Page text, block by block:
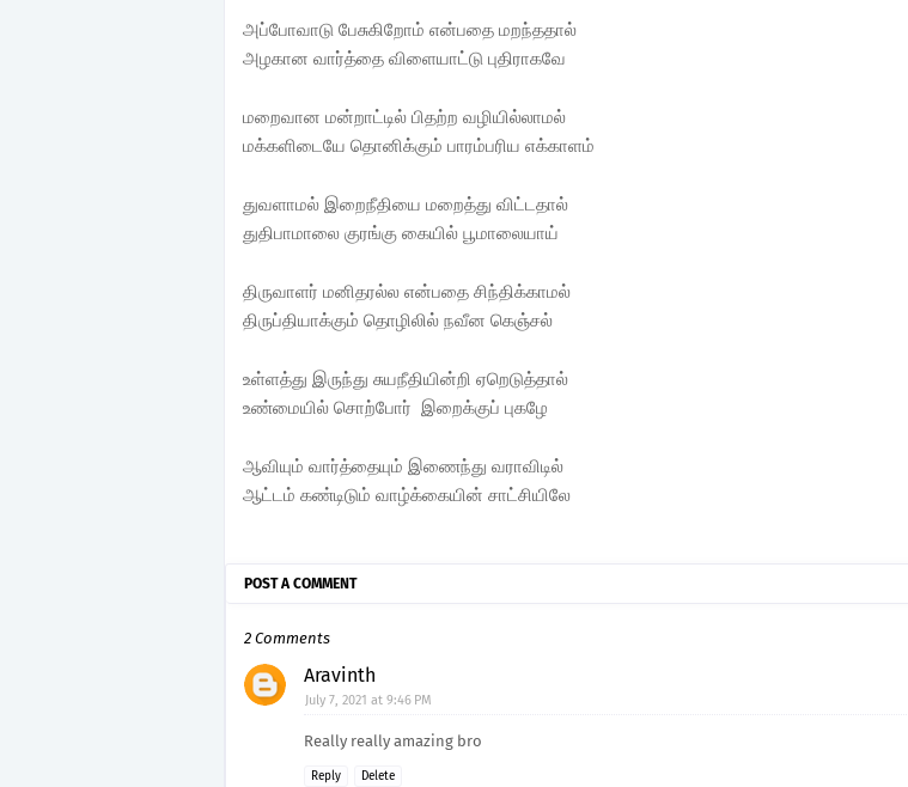
அப்போவாடு பேசுகிறோம் என்பதை மறந்ததால்
அழகான வார்த்தை விளையாட்டு புதிராகவே
மறைவான மன்றாட்டில் பிதற்ற வழியில்லாமல்
மக்களிடையே தொனிக்கும் பாரம்பரிய எக்காளம்
துவளாமல் இறைநீதியை மறைத்து விட்டதால்
துதிபாமாலை குரங்கு கையில் பூமாலையாய்
திருவாளர் மனிதரல்ல என்பதை சிந்திக்காமல்
திருப்தியாக்கும் தொழிலில் நவீன கெஞ்சல்
உள்ளத்து இருந்து சுயநீதியின்றி ஏறெடுத்தால்
உண்மையில் சொற்போர் இறைக்குப் புகழே
ஆவியும் வார்த்தையும் இணைந்து வராவிடில்
ஆட்டம் கண்டிடும் வாழ்க்கையின் சாட்சியிலே
POST A COMMENT
2 Comments
Aravinth
July 7, 2021 at 9:46 PM
Really really amazing bro
Reply Delete